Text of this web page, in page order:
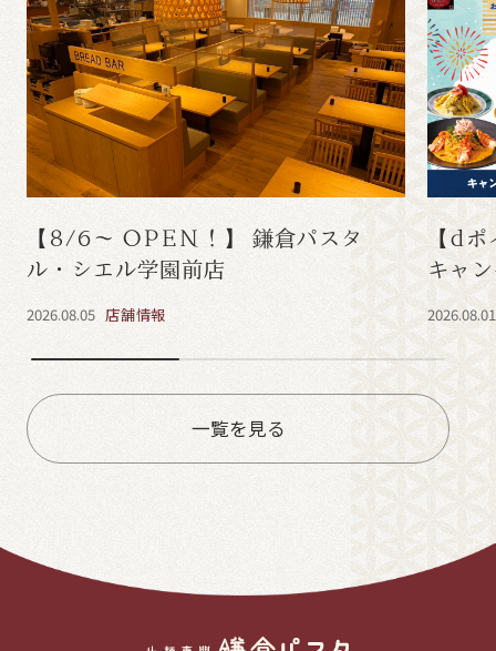
【8/6～ OPEN！】 鎌倉パスタ
ル・シエル学園前店
2026.08.05 店舗情報
【d
キャ
2026.08.01
一覧を見る